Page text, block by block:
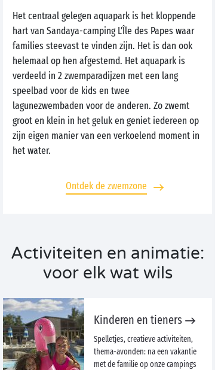
Het centraal gelegen aquapark is het kloppende
hart van Sandaya-camping L’Île des Papes waar
families steevast te vinden zijn. Het is dan ook
helemaal op hen afgestemd. Het aquapark is
verdeeld in 2 zwemparadijzen met een lang
speelbad voor de kids en twee
lagunezwembaden voor de anderen. Zo zwemt
groot en klein in het geluk en geniet iedereen op
zijn eigen manier van een verkoelend moment in
het water.
Ontdek de zwemzone
Activiteiten en animatie:
voor elk wat wils
Kinderen en tieners
Spelletjes, creatieve activiteiten,
thema-avonden: na een vakantie
met de familie op onze campings